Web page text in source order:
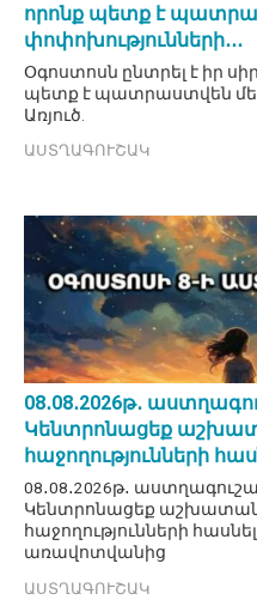
որոնք պետք է
փոփոխությունների․․․
Օգոստոսն ընտրել է իր
պետք է պատրաստվեն մեծ
Առյուծ.
ԱՍՏՂԱԳՈՒՇԱԿ
08․08․2026թ․
Կենտրոնացեք
հաջողությունների
08․08․2026թ․
Կենտրոնացեք
հաջողությունների
առավոտվանից
ԱՍՏՂԱԳՈՒՇԱԿ